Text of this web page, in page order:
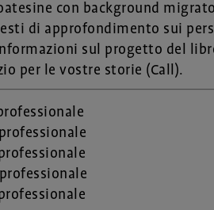
con background
di approfondimento sui
sul progetto del
per le vostre storie (Call).